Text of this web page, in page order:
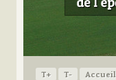
T+ T-
Accueil